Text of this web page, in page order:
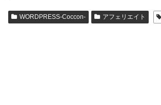
WORDPRESS-Coccon- アフェリエイト